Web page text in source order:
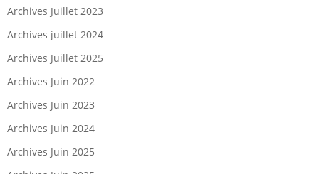
Archives Juillet 2023
Archives juillet 2024
Archives Juillet 2025
Archives Juin 2022
Archives Juin 2023
Archives Juin 2024
Archives Juin 2025